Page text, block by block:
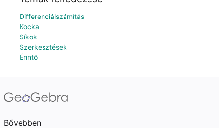
Differenciálszámítás
Kocka
Síkok
Szerkesztések
Érintő
Bővebben